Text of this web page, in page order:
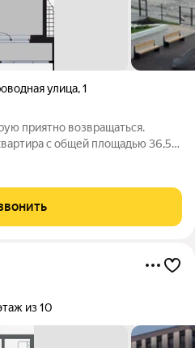
улица,1
приятно возвращаться.
с общей площадью 36,5
станет отличным выбором для
из 10